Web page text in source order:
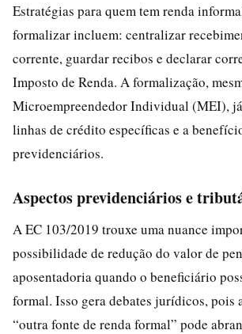
Estratégias para quem tem renda
formalizar incluem: centralizar
corrente, guardar recibos e declarar
Imposto de Renda. A formalização,
Microempreendedor Individual (MEI),
linhas de crédito específicas e a
previdenciários.
Aspectos previdenciários e
A EC 103/2019 trouxe uma nuance
possibilidade de redução do valor de
aposentadoria quando o beneficiário
formal. Isso gera debates jurídicos, pois
“outra fonte de renda formal” pode